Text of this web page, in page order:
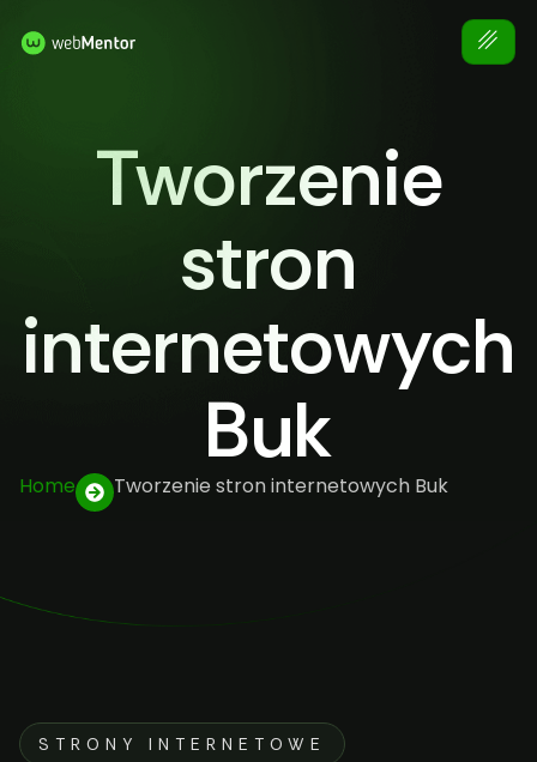
Tworzenie
stron
internetowych
Buk
Home Tworzenie stron internetowych Buk
STRONY INTERNETOWE